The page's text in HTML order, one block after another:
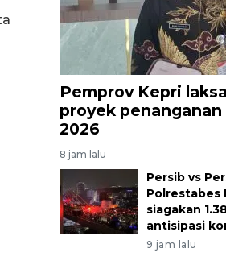
Pemprov Kepri
proyek
2026
8 jam lalu
Persib vs
Polrestabes
siagakan
antisipasi
9 jam lalu